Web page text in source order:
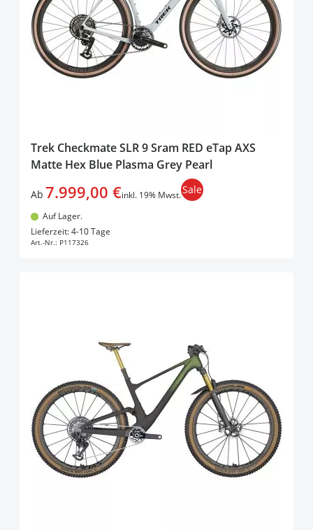
Trek Checkmate SLR 9 Sram RED eTap AXS
Matte Hex Blue Plasma Grey Pearl
Ab 7.999,00 €inkl. 19% Mwst.Sale
Auf Lager.
Lieferzeit: 4-10 Tage
Art.-Nr.: P117326